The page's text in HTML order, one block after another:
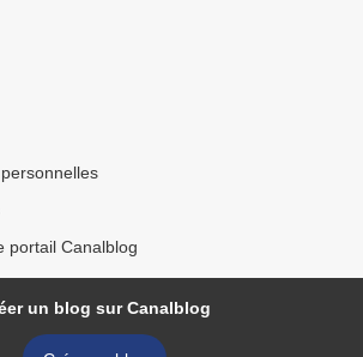
portail Canalblog
un blog sur Canalblog